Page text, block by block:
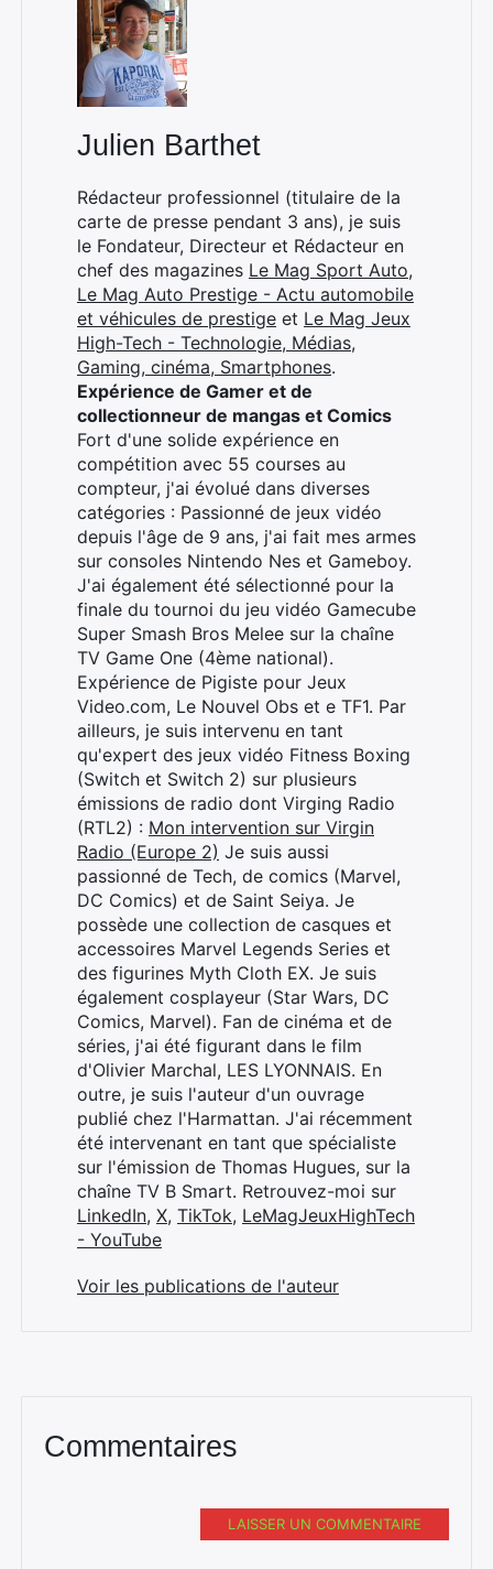
Julien Barthet
Rédacteur professionnel (titulaire de la
carte de presse pendant 3 ans), je suis
le Fondateur, Directeur et Rédacteur en
chef des magazines Le Mag Sport Auto,
Le Mag Auto Prestige - Actu automobile
et véhicules de prestige et Le Mag Jeux
High-Tech - Technologie, Médias,
Gaming, cinéma, Smartphones.
Expérience de Gamer et de
collectionneur de mangas et Comics
Fort d'une solide expérience en
compétition avec 55 courses au
compteur, j'ai évolué dans diverses
catégories : Passionné de jeux vidéo
depuis l'âge de 9 ans, j'ai fait mes armes
sur consoles Nintendo Nes et Gameboy.
J'ai également été sélectionné pour la
finale du tournoi du jeu vidéo Gamecube
Super Smash Bros Melee sur la chaîne
TV Game One (4ème national).
Expérience de Pigiste pour Jeux
Video.com, Le Nouvel Obs et e TF1. Par
ailleurs, je suis intervenu en tant
qu'expert des jeux vidéo Fitness Boxing
(Switch et Switch 2) sur plusieurs
émissions de radio dont Virging Radio
(RTL2) : Mon intervention sur Virgin
Radio (Europe 2) Je suis aussi
passionné de Tech, de comics (Marvel,
DC Comics) et de Saint Seiya. Je
possède une collection de casques et
accessoires Marvel Legends Series et
des figurines Myth Cloth EX. Je suis
également cosplayeur (Star Wars, DC
Comics, Marvel). Fan de cinéma et de
séries, j'ai été figurant dans le film
d'Olivier Marchal, LES LYONNAIS. En
outre, je suis l'auteur d'un ouvrage
publié chez l'Harmattan. J'ai récemment
été intervenant en tant que spécialiste
sur l'émission de Thomas Hugues, sur la
chaîne TV B Smart. Retrouvez-moi sur
LinkedIn, X, TikTok, LeMagJeuxHighTech
- YouTube
Voir les publications de l'auteur
Commentaires
LAISSER UN COMMENTAIRE